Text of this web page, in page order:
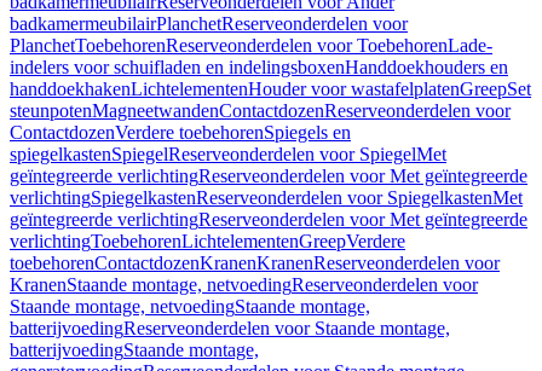
badkamermeubilairPlanchetReserveonderdelen voor
PlanchetToebehorenReserveonderdelen voor ToebehorenLade-
indelers voor schuifladen en indelingsboxenHanddoekhouders en
handdoekhakenLichtelementenHouder voor wastafelplatenGreepSet
steunpotenMagneetwandenContactdozenReserveonderdelen voor
ContactdozenVerdere toebehorenSpiegels en
spiegelkastenSpiegelReserveonderdelen voor SpiegelMet
geïntegreerde verlichtingReserveonderdelen voor Met geïntegreerde
verlichtingSpiegelkastenReserveonderdelen voor SpiegelkastenMet
geïntegreerde verlichtingReserveonderdelen voor Met geïntegreerde
verlichtingToebehorenLichtelementenGreepVerdere
toebehorenContactdozenKranenKranenReserveonderdelen voor
KranenStaande montage, netvoedingReserveonderdelen voor
Staande montage, netvoedingStaande montage,
batterijvoedingReserveonderdelen voor Staande montage,
batterijvoedingStaande montage,